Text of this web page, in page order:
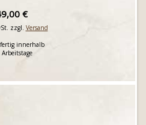
€
zzgl. Versand
innerhalb
Arbeitstage